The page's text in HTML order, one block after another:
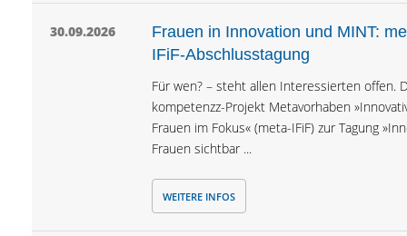
30.09.2026
Frauen in Innovation und MINT:
IFiF-Abschlusstagung
Für wen? – steht allen Interessierten offen.
kompetenzz-Projekt Metavorhaben
Frauen im Fokus« (meta-IFiF) zur Tagung
Frauen sichtbar ...
WEITERE INFOS